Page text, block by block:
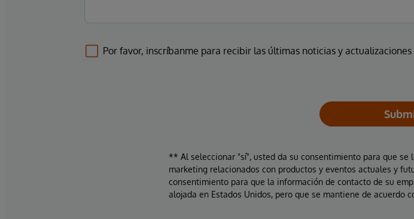
Por favor, inscríbanme para recibir las últimas noticias y
** Al seleccionar "sí", usted da su consentimiento para que
marketing relacionados con productos y eventos actuales y
consentimiento para que la información de contacto de su
alojada en Estados Unidos, pero que se mantiene de acuerdo